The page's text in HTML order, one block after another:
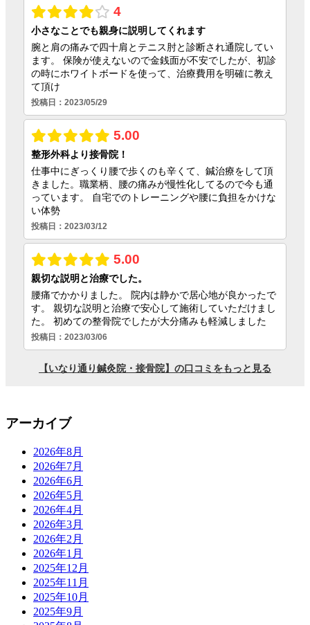
アーカイブ
2026年8月
2026年7月
2026年6月
2026年5月
2026年4月
2026年3月
2026年2月
2026年1月
2025年12月
2025年11月
2025年10月
2025年9月